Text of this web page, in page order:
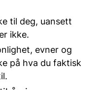
til deg, uansett
ikke.
evner og
på hva du faktisk